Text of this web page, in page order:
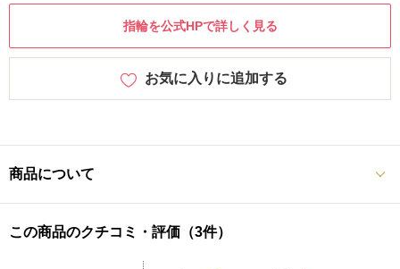
指輪を公式HPで詳しく見る
お気に入りに追加する
商品について
この商品のクチコミ・評価（3件）